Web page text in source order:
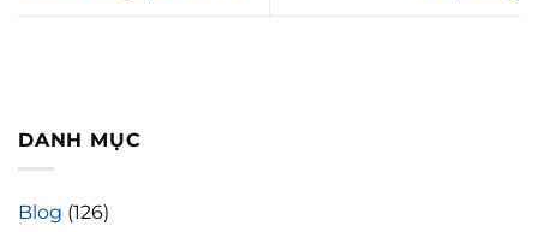
DANH MỤC
Blog (126)